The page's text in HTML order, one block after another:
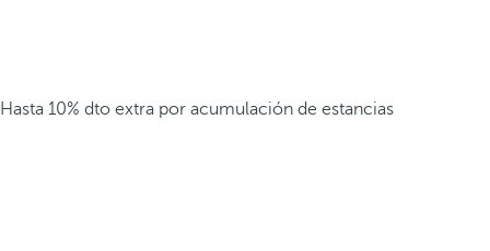
Hasta 10% dto extra por acumulación de estancias